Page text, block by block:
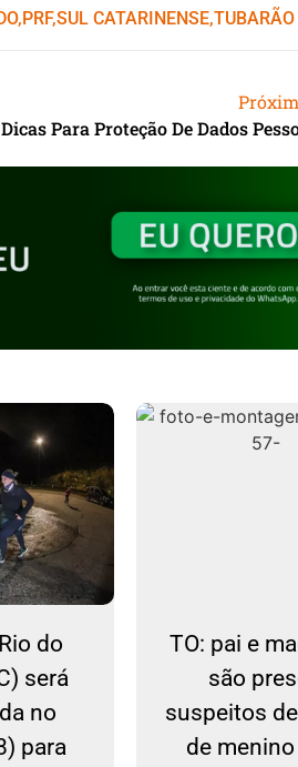
,ㅤPRF,ㅤSUL CATARINENSE,ㅤTUBARÃO
do
será
no
para
TO: pai e
são
suspeitos
de